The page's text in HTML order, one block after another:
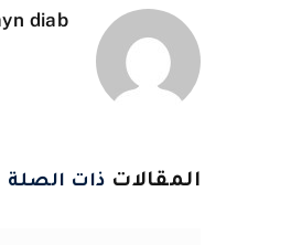
diab
المقالات ذات الصلة